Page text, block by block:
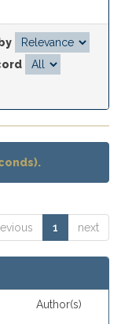
1 next
Author(s)